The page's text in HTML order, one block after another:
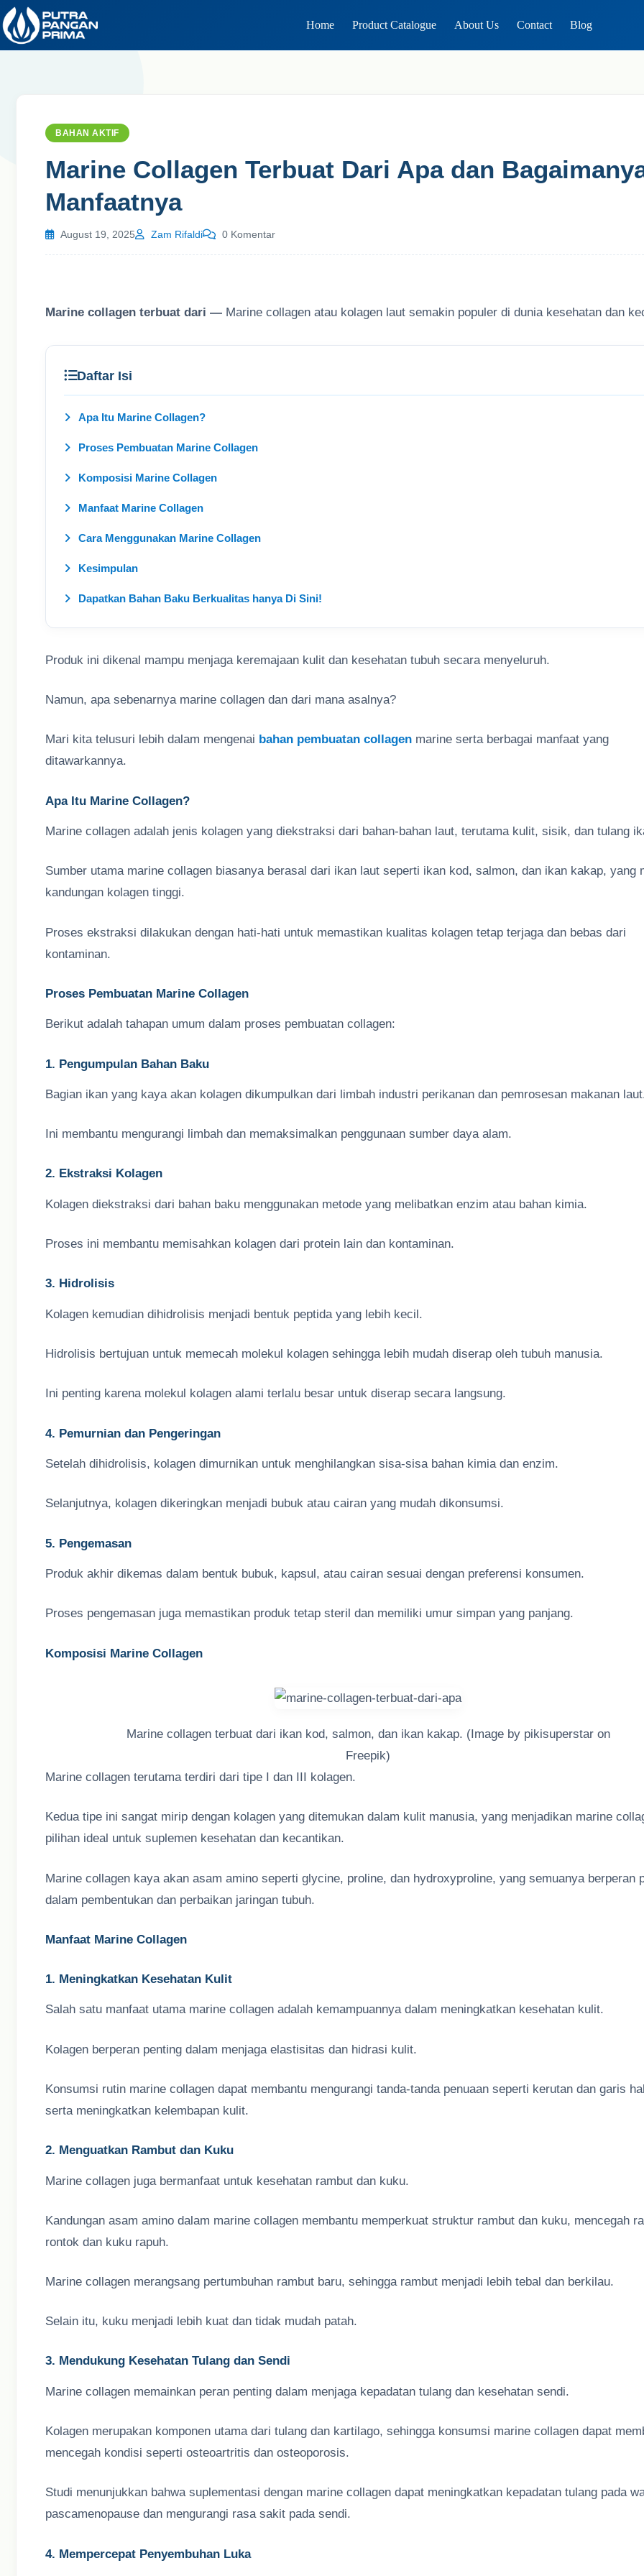
Skip
to
content
Home Product Catalogue About Us Contact Blog
BAHAN AKTIF
Marine Collagen Terbuat Dari Apa dan
Manfaatnya
August 19, 2025 Zam Rifaldi 0 Komentar
Marine collagen terbuat dari — Marine collagen atau kolagen laut semakin populer di dunia kesehatan dan
Daftar Isi
Apa Itu Marine Collagen?
Proses Pembuatan Marine Collagen
Komposisi Marine Collagen
Manfaat Marine Collagen
Cara Menggunakan Marine Collagen
Kesimpulan
Dapatkan Bahan Baku Berkualitas hanya Di Sini!
Produk ini dikenal mampu menjaga keremajaan kulit dan kesehatan tubuh secara menyeluruh.
Namun, apa sebenarnya marine collagen dan dari mana asalnya?
Mari kita telusuri lebih dalam mengenai bahan pembuatan collagen marine serta berbagai manfaat yang
ditawarkannya.
Apa Itu Marine Collagen?
Marine collagen adalah jenis kolagen yang diekstraksi dari bahan-bahan laut, terutama kulit, sisik, dan tulang
Sumber utama marine collagen biasanya berasal dari ikan laut seperti ikan kod, salmon, dan ikan kakap, yang
kandungan kolagen tinggi.
Proses ekstraksi dilakukan dengan hati-hati untuk memastikan kualitas kolagen tetap terjaga dan bebas dari
kontaminan.
Proses Pembuatan Marine Collagen
Berikut adalah tahapan umum dalam proses pembuatan collagen:
1. Pengumpulan Bahan Baku
Bagian ikan yang kaya akan kolagen dikumpulkan dari limbah industri perikanan dan pemrosesan makanan
Ini membantu mengurangi limbah dan memaksimalkan penggunaan sumber daya alam.
2. Ekstraksi Kolagen
Kolagen diekstraksi dari bahan baku menggunakan metode yang melibatkan enzim atau bahan kimia.
Proses ini membantu memisahkan kolagen dari protein lain dan kontaminan.
3. Hidrolisis
Kolagen kemudian dihidrolisis menjadi bentuk peptida yang lebih kecil.
Hidrolisis bertujuan untuk memecah molekul kolagen sehingga lebih mudah diserap oleh tubuh manusia.
Ini penting karena molekul kolagen alami terlalu besar untuk diserap secara langsung.
4. Pemurnian dan Pengeringan
Setelah dihidrolisis, kolagen dimurnikan untuk menghilangkan sisa-sisa bahan kimia dan enzim.
Selanjutnya, kolagen dikeringkan menjadi bubuk atau cairan yang mudah dikonsumsi.
5. Pengemasan
Produk akhir dikemas dalam bentuk bubuk, kapsul, atau cairan sesuai dengan preferensi konsumen.
Proses pengemasan juga memastikan produk tetap steril dan memiliki umur simpan yang panjang.
Komposisi Marine Collagen
Marine collagen terbuat dari ikan kod, salmon, dan ikan kakap. (Image by pikisuperstar on
Freepik)
Marine collagen terutama terdiri dari tipe I dan III kolagen.
Kedua tipe ini sangat mirip dengan kolagen yang ditemukan dalam kulit manusia, yang menjadikan marine
pilihan ideal untuk suplemen kesehatan dan kecantikan.
Marine collagen kaya akan asam amino seperti glycine, proline, dan hydroxyproline, yang semuanya berperan
dalam pembentukan dan perbaikan jaringan tubuh.
Manfaat Marine Collagen
1. Meningkatkan Kesehatan Kulit
Salah satu manfaat utama marine collagen adalah kemampuannya dalam meningkatkan kesehatan kulit.
Kolagen berperan penting dalam menjaga elastisitas dan hidrasi kulit.
Konsumsi rutin marine collagen dapat membantu mengurangi tanda-tanda penuaan seperti kerutan dan garis
serta meningkatkan kelembapan kulit.
2. Menguatkan Rambut dan Kuku
Marine collagen juga bermanfaat untuk kesehatan rambut dan kuku.
Kandungan asam amino dalam marine collagen membantu memperkuat struktur rambut dan kuku, mencegah
rontok dan kuku rapuh.
Marine collagen merangsang pertumbuhan rambut baru, sehingga rambut menjadi lebih tebal dan berkilau.
Selain itu, kuku menjadi lebih kuat dan tidak mudah patah.
3. Mendukung Kesehatan Tulang dan Sendi
Marine collagen memainkan peran penting dalam menjaga kepadatan tulang dan kesehatan sendi.
Kolagen merupakan komponen utama dari tulang dan kartilago, sehingga konsumsi marine collagen dapat
mencegah kondisi seperti osteoartritis dan osteoporosis.
Studi menunjukkan bahwa suplementasi dengan marine collagen dapat meningkatkan kepadatan tulang pada
pascamenopause dan mengurangi rasa sakit pada sendi.
4. Mempercepat Penyembuhan Luka